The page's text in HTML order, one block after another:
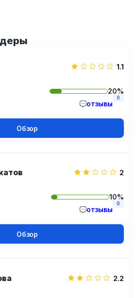
1.1
20%
отзывы
0
Обзор
2
10%
отзывы
0
Обзор
2.2